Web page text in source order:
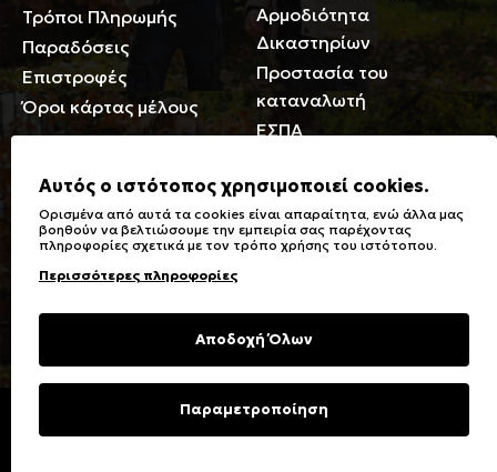
Τρόποι Πληρωμής
Παραδόσεις
Επιστροφές
Όροι κάρτας μέλους
Αρμοδιότητα
Δικαστηρίων
Προστασία του
καταναλωτή
ΕΣΠΑ
Γενικά
Καταστήματα
Ειδικές Εκπτώσεις ΑμΕΑ
Δωροκάρτες
Συχνές Ερωτήσεις
Φροντίδα Ρούχων
Σύμβολα πλύσης,
σιδερώματος
υφασμάτων
Επικοινωνία
Copyright © 2023 Energiers.gr
Αυτός ο ιστότοπος χρησιμοποιεί cookies.
Ορισμένα από αυτά τα cookies είναι απαραίτητα, ενώ άλλα μας
βοηθούν να βελτιώσουμε την εμπειρία σας παρέχοντας
πληροφορίες σχετικά με τον τρόπο χρήσης του ιστότοπου.
Περισσότερες πληροφορίες
Αποδοχή Όλων
Παραμετροποίηση